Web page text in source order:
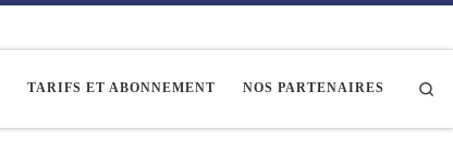
TARIFS ET ABONNEMENT NOS PARTENAIRES